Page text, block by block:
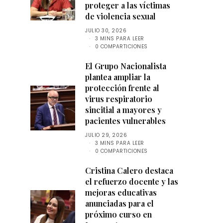
proteger a las víctimas
de violencia sexual
JULIO 30, 2026
3 MINS PARA LEER
0 COMPARTICIONES
El Grupo Nacionalista
plantea ampliar la
protección frente al
virus respiratorio
sincitial a mayores y
pacientes vulnerables
JULIO 29, 2026
3 MINS PARA LEER
0 COMPARTICIONES
Cristina Calero destaca
el refuerzo docente y las
mejoras educativas
anunciadas para el
próximo curso en